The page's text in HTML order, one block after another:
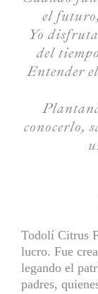
el
Yo
del
Entender
conocerlo,
Todolí Citrus
lucro. Fue
legando el
padres,